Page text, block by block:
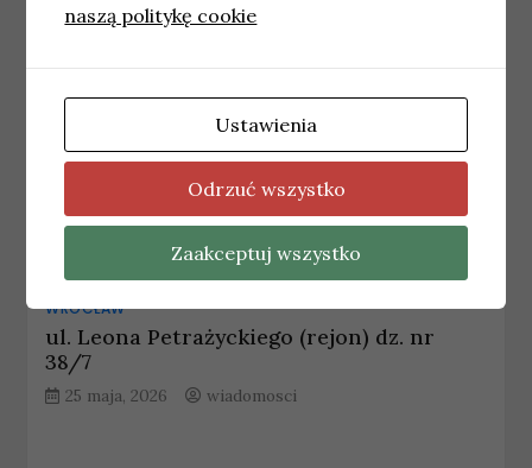
WROCŁAW
ul. Leona Petrażyckiego (rejon) dz. nr
38/7
25 maja, 2026 wiadomosci
naszą politykę cookie
Ustawienia
Odrzuć wszystko
Zaakceptuj wszystko